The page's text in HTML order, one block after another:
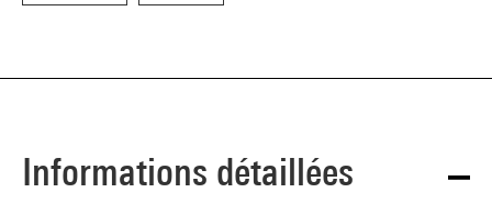
Informations détaillées